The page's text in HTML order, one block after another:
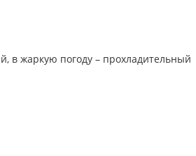
в жаркую погоду – прохладительный